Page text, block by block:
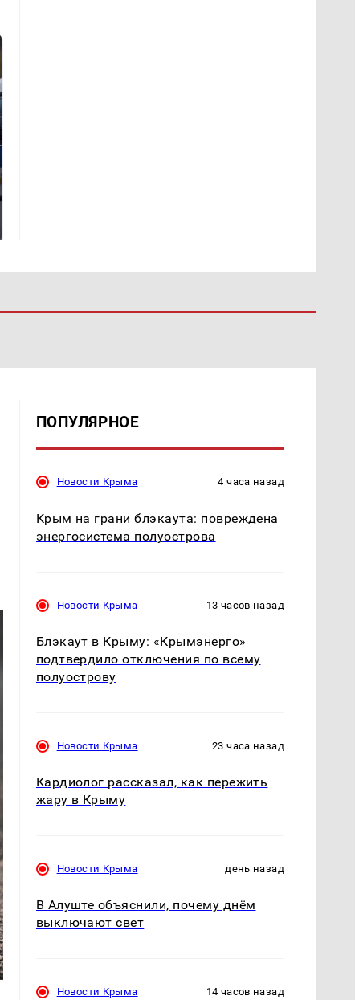
ПОПУЛЯРНОЕ
Новости Крыма 4 часа назад
Крым на грани блэкаута: повреждена
энергосистема полуострова
Новости Крыма 13 часов назад
Блэкаут в Крыму: «Крымэнерго»
подтвердило отключения по всему
полуострову
Новости Крыма 23 часа назад
Кардиолог рассказал, как пережить
жару в Крыму
Новости Крыма день назад
В Алуште объяснили, почему днём
выключают свет
Новости Крыма 14 часов назад